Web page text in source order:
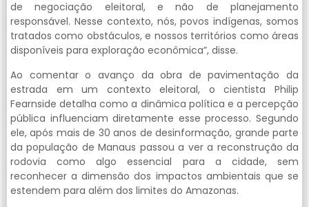
de negociação eleitoral, e não de planejamento
responsável. Nesse contexto, nós, povos indígenas, somos
tratados como obstáculos, e nossos territórios como áreas
disponíveis para exploração econômica”, disse.
Ao comentar o avanço da obra de pavimentação da
estrada em um contexto eleitoral, o cientista Philip
Fearnside detalha como a dinâmica política e a percepção
pública influenciam diretamente esse processo. Segundo
ele, após mais de 30 anos de desinformação, grande parte
da população de Manaus passou a ver a reconstrução da
rodovia como algo essencial para a cidade, sem
reconhecer a dimensão dos impactos ambientais que se
estendem para além dos limites do Amazonas.